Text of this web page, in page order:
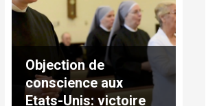
Objection de
conscience aux
Etats-Unis: victoire